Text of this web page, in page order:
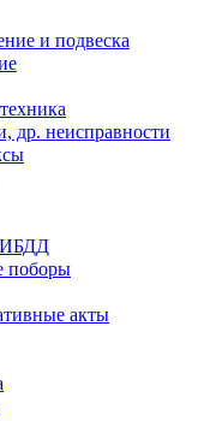
и подвеска
неисправности
поборы
акты